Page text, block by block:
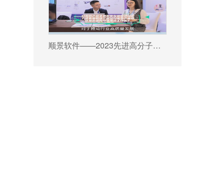
顺景软件——2023先进高分子材料产业高质量发展大会暨工程塑料产业创新大会